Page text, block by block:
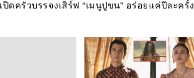
ปิดครัวบรรจงเสิร์ฟ “เมนูปูขน” อร่อยแค่ปีละครั้ง